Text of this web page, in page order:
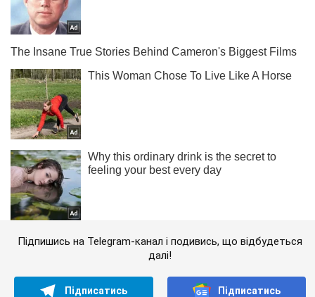
Підпишись на Telegram-канал і подивись, що відбудеться
далі!
Підписатись Підписатись